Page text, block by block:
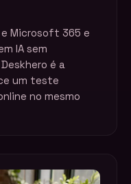
e Microsoft 365 e
IA sem
é a
um teste
no mesmo